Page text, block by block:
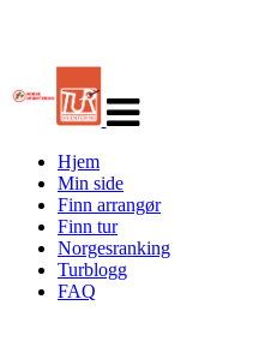
navigasjon
Hjem
Min side
Finn arrangør
Finn tur
Norgesranking
Turblogg
FAQ